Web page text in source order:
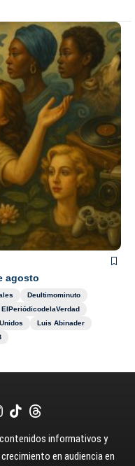
agosto
Deultimominuto
ElPeriódicodelaVerdad
Luis Abinader
informativos y
en audiencia en